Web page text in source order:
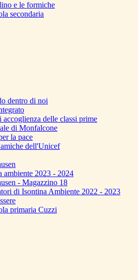
e le formiche
secondaria
dentro di noi
accoglienza delle classi prime
di Monfalcone
la pace
dell'Unicef
ambiente 2023 - 2024
- Magazzino 18
di Isontina Ambiente 2022 - 2023
primaria Cuzzi